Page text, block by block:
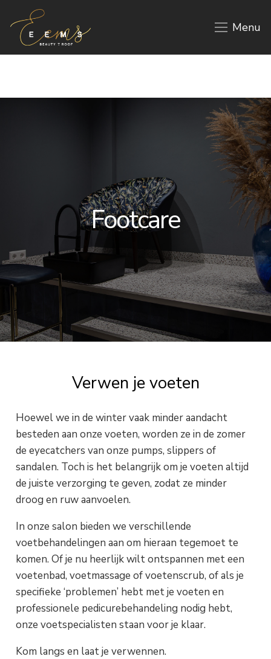
Menu
Footcare
Verwen je voeten
Hoewel we in de winter vaak minder aandacht
besteden aan onze voeten, worden ze in de zomer
de eyecatchers van onze pumps, slippers of
sandalen. Toch is het belangrijk om je voeten altijd
de juiste verzorging te geven, zodat ze minder
droog en ruw aanvoelen.
In onze salon bieden we verschillende
voetbehandelingen aan om hieraan tegemoet te
komen. Of je nu heerlijk wilt ontspannen met een
voetenbad, voetmassage of voetenscrub, of als je
specifieke ‘problemen’ hebt met je voeten en
professionele pedicurebehandeling nodig hebt,
onze voetspecialisten staan voor je klaar.
Kom langs en laat je verwennen.